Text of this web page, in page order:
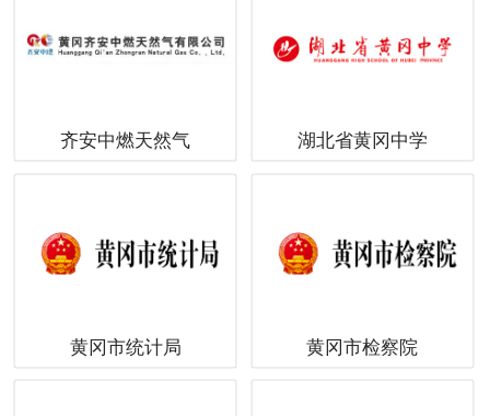
齐安中燃天然气 湖北省黄冈中学
黄冈市统计局 黄冈市检察院